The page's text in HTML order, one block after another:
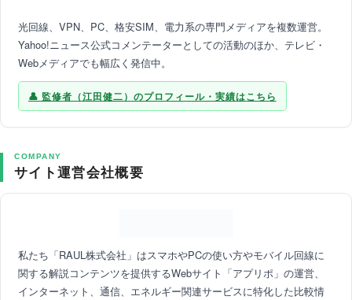
光回線、VPN、PC、格安SIM、電力系の専門メディアを複数運営。
Yahoo!ニュース公式コメンテーターとしての活動のほか、テレビ・
Webメディアでも幅広く発信中。
監修者（江田健二）のプロフィール・実績はこちら
COMPANY
サイト運営会社概要
私たち「RAUL株式会社」はスマホやPCの使い方やモバイル回線に
関する解説コンテンツを提供するWebサイト「アプリポ」の運営、
インターネット、通信、エネルギー関連サービスに特化した比較情